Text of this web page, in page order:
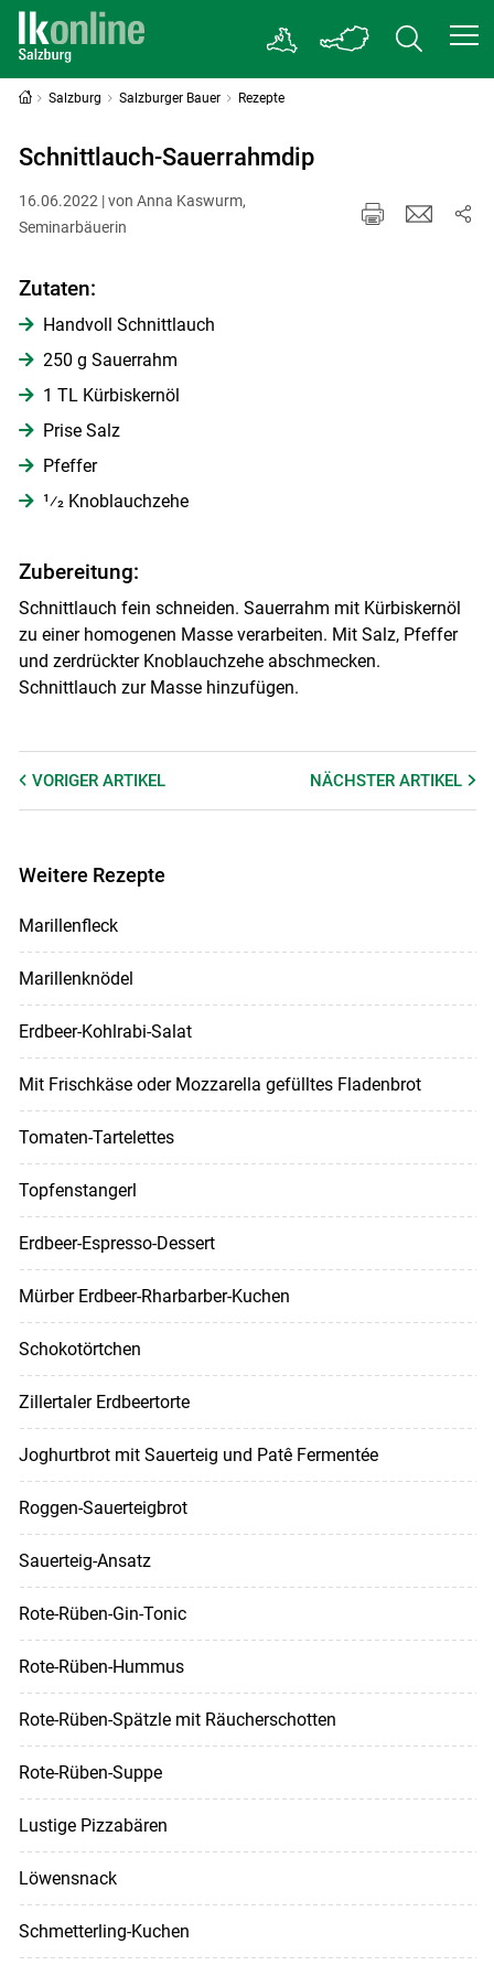
Skip to main content
Salzburg Salzburger Bauer Rezepte
Schnittlauch-Sauerrahmdip
16.06.2022 | von Anna Kaswurm,
Seminarbäuerin
Zutaten:
Handvoll Schnittlauch
250 g Sauerrahm
1 TL Kürbiskernöl
Prise Salz
Pfeffer
1⁄2 Knoblauchzehe
Zubereitung:
Schnittlauch fein schneiden. Sauerrahm mit Kürbiskernöl
zu einer homogenen Masse verarbeiten. Mit Salz, Pfeffer
und zerdrückter Knoblauchzehe abschmecken.
Schnittlauch zur Masse hinzufügen.
VORIGER ARTIKEL NÄCHSTERARTIKEL
Weitere Rezepte
Marillenfleck
Marillenknödel
Erdbeer-Kohlrabi-Salat
Mit Frischkäse oder Mozzarella gefülltes Fladenbrot
Tomaten-Tartelettes
Topfenstangerl
Erdbeer-Espresso-Dessert
Mürber Erdbeer-Rharbarber-Kuchen
Schokotörtchen
Zillertaler Erdbeertorte
Joghurtbrot mit Sauerteig und Patê Fermentée
Roggen-Sauerteigbrot
Sauerteig-Ansatz
Rote-Rüben-Gin-Tonic
Rote-Rüben-Hummus
Rote-Rüben-Spätzle mit Räucherschotten
Rote-Rüben-Suppe
Lustige Pizzabären
Löwensnack
Schmetterling-Kuchen